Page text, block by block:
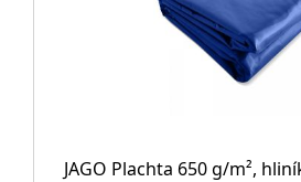
JAGO Plachta 650 g/m²,